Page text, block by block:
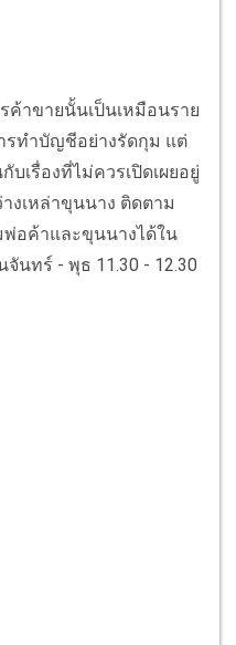
ายนั้นเป็นเหมือนราย
รทำบัญชีอย่างรัดกุม แต่
เรื่องที่ไม่ควรเปิดเผยอยู่
งเหล่าขุนนาง ติดตาม
พ่อค้าและขุนนางได้ใน
นทร์ - พุธ 11.30 - 12.30